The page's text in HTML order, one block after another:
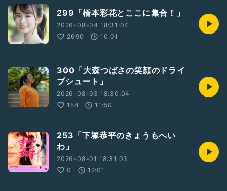
299「橋本彩花とここに集合！」
2026-08-04 18:31:04
2690
10:01
300「大森つばさの笑顔のドライ
ブシュート」
2026-08-03 18:30:04
154
11:50
253「下塚恭平のきょうもへい
わ」
2026-08-01 18:31:03
0
12:01